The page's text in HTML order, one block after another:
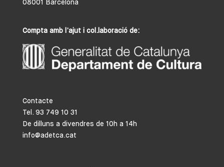
08001 Barcelona
Compta amb l’ajut i col.laboració de:
Contacte
Tel. 93 749 10 31
De dilluns a divendres de 10h a 14h
info@adetca.cat